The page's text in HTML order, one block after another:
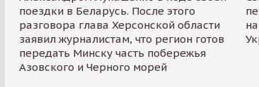
поездки в Беларусь. После этого
разговора глава Херсонской области
заявил журналистам, что регион готов
передать Минску часть побережья
Азовского и Черного морей